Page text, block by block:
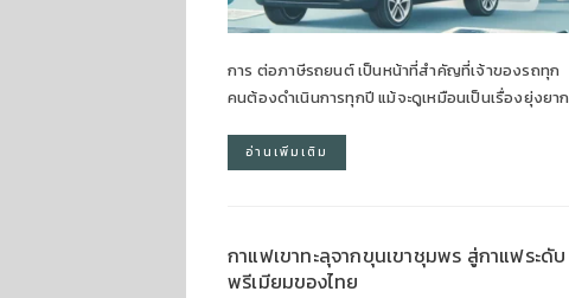
การ ต่อภาษีรถยนต์ เป็นหน้าที่สำคัญที่เจ้าของรถทุก
คนต้องดำเนินการทุกปี แม้จะดูเหมือนเป็นเรื่องยุ่งยาก
อ่านเพิ่มเติม
กาแฟเขาทะลุจากขุนเขาชุมพร สู่กาแฟระดับ
พรีเมียมของไทย